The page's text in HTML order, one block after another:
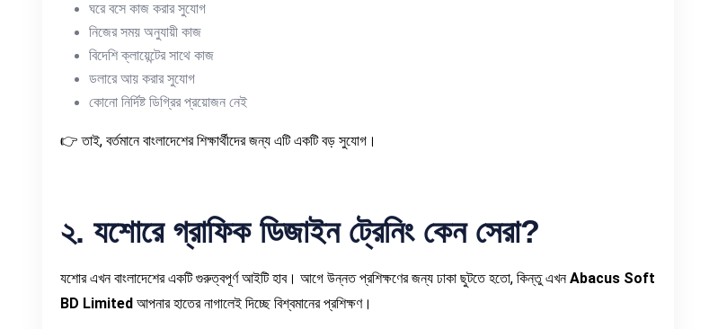
ঘরে বসে কাজ করার সুযোগ
নিজের সময় অনুযায়ী কাজ
বিদেশি ক্লায়েন্টের সাথে কাজ
ডলারে আয় করার সুযোগ
কোনো নির্দিষ্ট ডিগ্রির প্রয়োজন নেই
👉 তাই, বর্তমানে বাংলাদেশের শিক্ষার্থীদের জন্য এটি একটি বড় সুযোগ।
২. যশোরে গ্রাফিক ডিজাইন ট্রেনিং কেন সেরা?
যশোর এখন বাংলাদেশের একটি গুরুত্বপূর্ণ আইটি হাব। আগে উন্নত প্রশিক্ষণের জন্য ঢাকা ছুটতে হতো, কিন্তু এখনAbacus Soft
BD Limited আপনার হাতের নাগালেই দিচ্ছে বিশ্বমানের প্রশিক্ষণ।